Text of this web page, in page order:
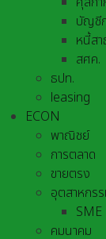
บัญชี
หนี้ส
สศค.
ธปท.
leasing
ECON
พาณิชย์
การตลาด
ขายตรง
อุตสาหกร
SME
คมนาคม